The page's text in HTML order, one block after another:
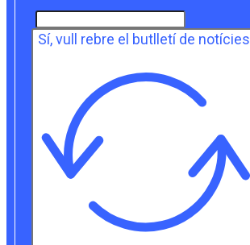
Sí, vull rebre el butlletí de notícies